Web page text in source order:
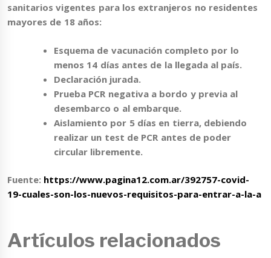
sanitarios vigentes para los extranjeros no residentes
mayores de 18 años:
Esquema de vacunación completo por lo
menos 14 días antes de la llegada al país.
Declaración jurada.
Prueba PCR negativaa bordo y previa al
desembarco o al embarque.
Aislamiento por 5 días en tierra, debiendo
realizar un test de PCR antes de poder
circular libremente.
Fuente: https://www.pagina12.com.ar/392757-covid-
19-cuales-son-los-nuevos-requisitos-para-entrar-a-la-a
Artículos relacionados